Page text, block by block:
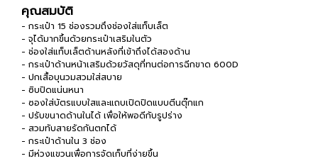
คุณสมบัติ
- กระเป๋า 15 ช่องรวมถึงช่องใส่แท็บเล็ต
- จุได้มากขึ้นด้วยกระเป๋าเสริมในตัว
- ช่องใส่แท็บเล็ตด้านหลังที่เข้าถึงได้สองด้าน
- กระเป๋าด้านหน้าเสริมด้วยวัสดุที่ทนต่อการฉีกขาด 600D
- ปกเสื้อบุนวมสวมใส่สบาย
- ซิบปิดแน่นหนา
- ซองใส่บัตรแบบใสและแถบเปิดปิดแบบตีนตุ๊กแก
- ปรับขนาดด้านในได้ เพื่อให้พอดีกับรูปร่าง
- สวมทับสายรัดกันตกได้
- กระเป๋าด้านใน 3 ช่อง
- มีห่วงแขวนเพื่อการจัดเก็บที่ง่ายขึ้น